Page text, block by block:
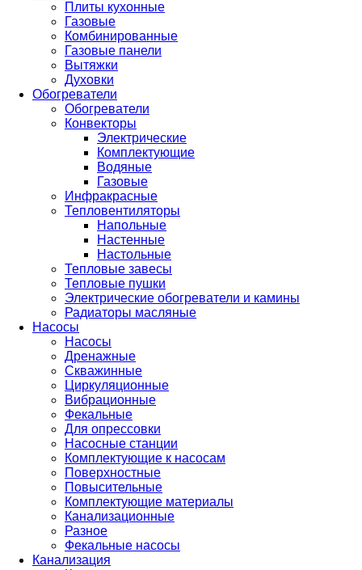
Плиты кухонные
Газовые
Комбинированные
Газовые панели
Вытяжки
Духовки
Обогреватели
Обогреватели
Конвекторы
Электрические
Комплектующие
Водяные
Газовые
Инфракрасные
Тепловентиляторы
Напольные
Настенные
Настольные
Тепловые завесы
Тепловые пушки
Электрические обогреватели и камины
Радиаторы масляные
Насосы
Насосы
Дренажные
Скважинные
Циркуляционные
Вибрационные
Фекальные
Для опрессовки
Насосные станции
Комплектующие к насосам
Поверхностные
Повысительные
Комплектующие материалы
Канализационные
Разное
Фекальные насосы
Канализация